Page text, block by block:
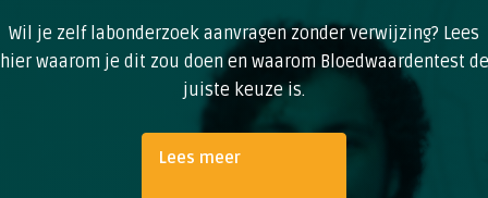
Wil je zelf labonderzoek aanvragen zonder verwijzing? Lees
hier waarom je dit zou doen en waarom Bloedwaardentest de
juiste keuze is.
Lees meer